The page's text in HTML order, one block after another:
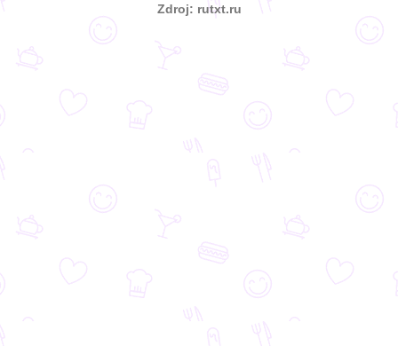
Zdroj: rutxt.ru